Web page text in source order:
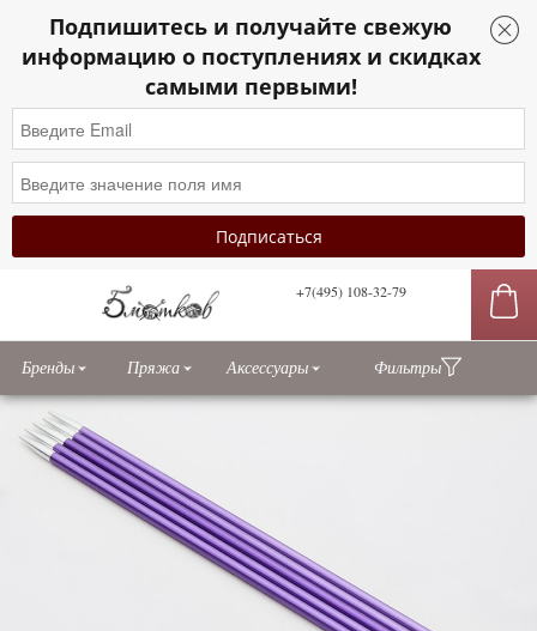
Подпишитесь и получайте свежую
информацию о поступлениях и скидках
самыми первыми!
+7(495) 108-32-79
Бренды Пряжа Аксессуары Фильтры